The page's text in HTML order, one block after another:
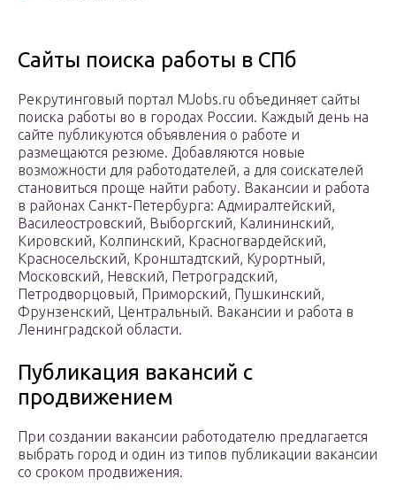
Сайты поиска работы в СПб
Рекрутинговый портал MJobs.ru объединяет сайты
поиска работы во в городах России. Каждый день на
сайте публикуются объявления о работе и
размещаются резюме. Добавляются новые
возможности для работодателей, а для соискателей
становиться проще найти работу. Вакансии и работа
в районах Санкт-Петербурга: Адмиралтейский,
Василеостровский, Выборгский, Калининский,
Кировский, Колпинский, Красногвардейский,
Красносельский, Кронштадтский, Курортный,
Московский, Невский, Петроградский,
Петродворцовый, Приморский, Пушкинский,
Фрунзенский, Центральный. Вакансии и работа в
Ленинградской области.
Публикация вакансий с
продвижением
При создании вакансии работодателю предлагается
выбрать город и один из типов публикации вакансии
со сроком продвижения.